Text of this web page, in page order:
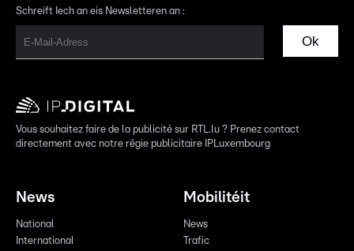
Schreift Iech an eis Newsletteren an :
Ok
Vous souhaitez faire de la publicité sur RTL.lu ? Prenez contact
directement avec notre régie publicitaire IPLuxembourg
News
National
International
Mobilitéit
News
Trafic